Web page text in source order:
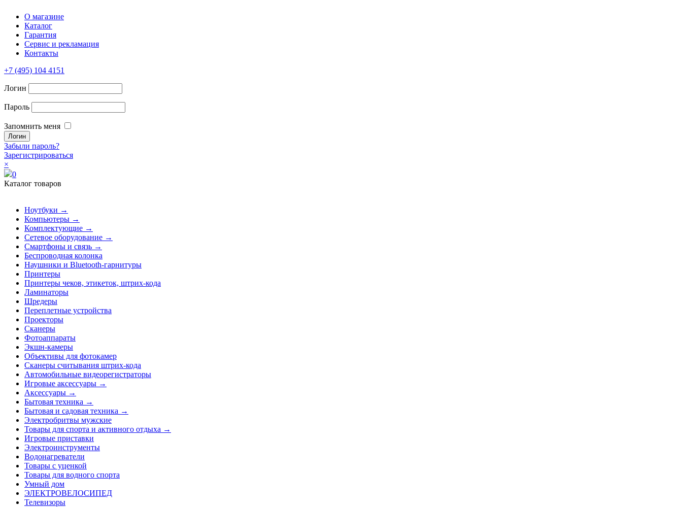
О магазине
Каталог
Гарантия
Сервис и рекламация
Контакты
+7 (495) 104 4151
Логин
Пароль
Запомнить меня
Забыли пароль?
Зарегистрироваться
×
0
Каталог товаров
Ноутбуки →
Компьютеры →
Комплектующие →
Сетевое оборудование →
Смартфоны и связь →
Беспроводная колонка
Наушники и Bluetooth-гарнитуры
Принтеры
Принтеры чеков, этикеток, штрих-кода
Ламинаторы
Шредеры
Переплетные устройства
Проекторы
Сканеры
Фотоаппараты
Экшн-камеры
Объективы для фотокамер
Сканеры считывания штрих-кода
Автомобильные видеорегистраторы
Игровые аксессуары →
Аксессуары →
Бытовая техника →
Бытовая и садовая техника →
Электробритвы мужские
Товары для спорта и активного отдыха →
Игровые приставки
Электроинструменты
Водонагреватели
Товары с уценкой
Товары для водного спорта
Умный дом
ЭЛЕКТРОВЕЛОСИПЕД
Телевизоры